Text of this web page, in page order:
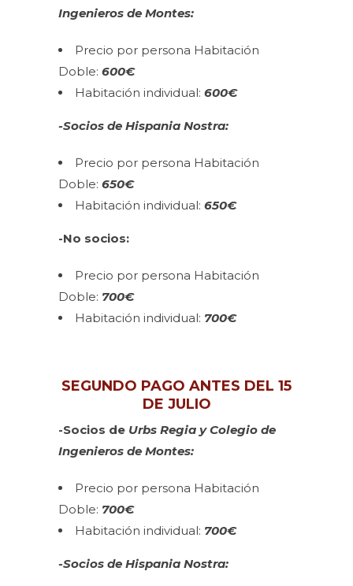
Ingenieros de Montes:
Precio por persona Habitación
Doble: 600€
Habitación individual: 600€
-Socios de Hispania Nostra:
Precio por persona Habitación
Doble: 650€
Habitación individual: 650€
-No socios:
Precio por persona Habitación
Doble: 700€
Habitación individual: 700€
SEGUNDO PAGO ANTES DEL 15
DE JULIO
-Socios de Urbs Regia y Colegio de
Ingenieros de Montes:
Precio por persona Habitación
Doble: 700€
Habitación individual: 700€
-Socios de Hispania Nostra: